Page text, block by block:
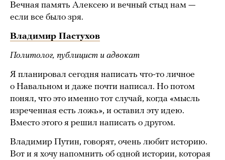
Вечная память Алексею и вечный стыд нам —
если все было зря.
Владимир Пастухов
Политолог, публицист и адвокат
Я планировал сегодня написать что-то личное
о Навальном и даже почти написал. Но потом
понял, что это именно тот случай, когда «мысль
изреченная есть ложь», и оставил эту идею.
Вместо этого я решил написать о другом.
Владимир Путин, говорят, очень любит историю.
Вот и я хочу напомнить об одной истории, которая